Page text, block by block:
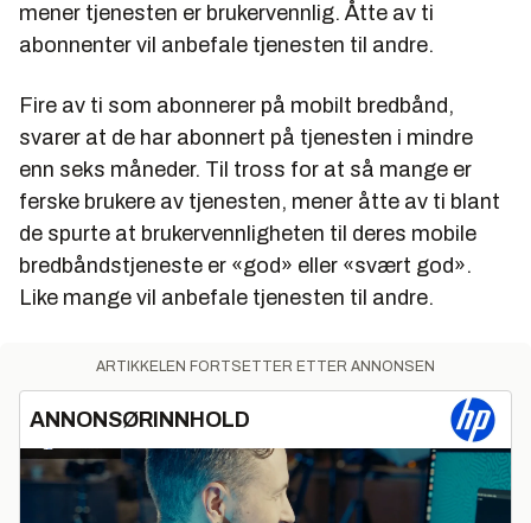
mener tjenesten er brukervennlig. Åtte av ti
abonnenter vil anbefale tjenesten til andre.
Fire av ti som abonnerer på mobilt bredbånd,
svarer at de har abonnert på tjenesten i mindre
enn seks måneder. Til tross for at så mange er
ferske brukere av tjenesten, mener åtte av ti blant
de spurte at brukervennligheten til deres mobile
bredbåndstjeneste er «god» eller «svært god».
Like mange vil anbefale tjenesten til andre.
ARTIKKELEN FORTSETTER ETTER ANNONSEN
ANNONSØRINNHOLD